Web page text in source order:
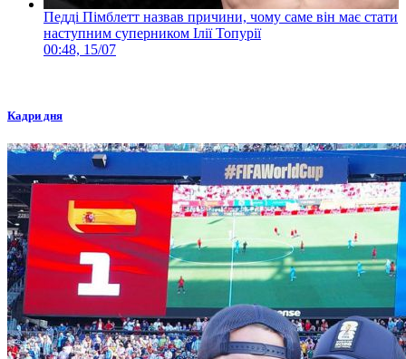
Педді Пімблетт назвав причини, чому саме він має стати
наступним суперником Ілії Топурії
00:48, 15/07
Кадри дня